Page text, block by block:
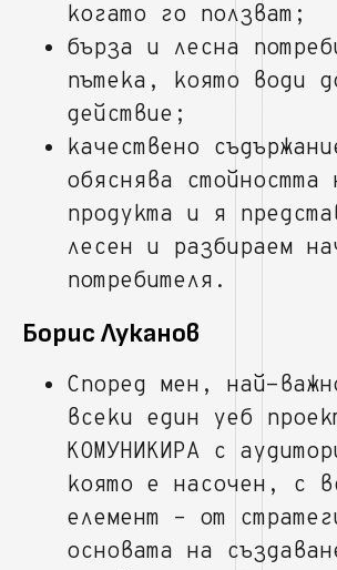
когато го ползват;
бърза и лесна
пътека, която води
действие;
качествено
обяснява стойността
продукта и я
лесен и разбираем
потребителя.
Борис Луканов
Според мен, най-
всеки един уеб
КОМУНИКИРА с
която е насочен, с
елемент – от
основата на